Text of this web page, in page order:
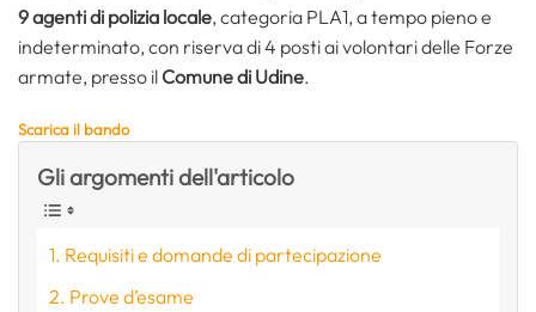
9 agenti di polizia locale, categoria PLA1, a tempo pieno e
indeterminato, con riserva di 4 posti ai volontari delle Forze
armate, presso il Comune di Udine.
Scarica il bando
Gli argomenti dell'articolo
Requisiti e domande di partecipazione
Prove d’esame